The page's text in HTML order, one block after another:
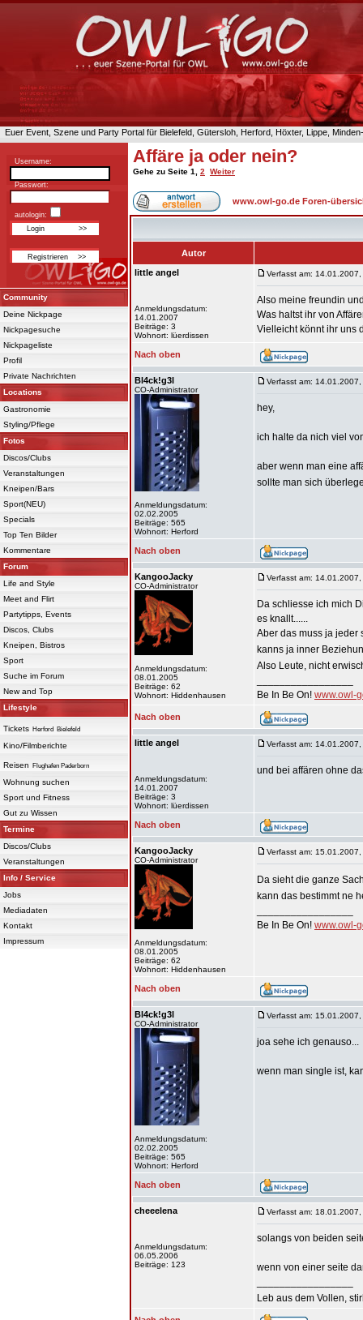
Euer Event, Szene und Party Portal für Bielefeld, Gütersloh, Herford, Höxter, Lippe,
Username:
Passwort:
autologin:
Community
Deine Nickpage
Nickpagesuche
Nickpageliste
Profil
Private Nachrichten
Locations
Gastronomie
Styling/Pflege
Fotos
Discos/Clubs
Veranstaltungen
Kneipen/Bars
Sport(NEU)
Specials
Top Ten Bilder
Kommentare
Forum
Life and Style
Meet and Flirt
Partytipps, Events
Discos, Clubs
Kneipen, Bistros
Sport
Suche im Forum
New and Top
Lifestyle
Tickets Herford Bielefeld
Kino/Filmberichte
Reisen Flughafen Paderborn
Wohnung suchen
Sport und Fitness
Gut zu Wissen
Termine
Discos/Clubs
Veranstaltungen
Info / Service
Jobs
Mediadaten
Kontakt
Impressum
Affäre ja oder nein?
Gehe zu Seite 1 2 Weiter
www.owl-go.de Foren-
Autor
little angel
Anmeldungsdatum:
14.01.2007
Beiträge: 3
Wohnort: lüerdissen
Verfasst am:
Also meine freundin
Was haltst ihr von
Vielleicht könnt ihr uns
Nach oben
Bl4ck!g3l
CO-Administrator
Anmeldungsdatum:
02.02.2005
Beiträge: 565
Wohnort: Herford
Verfasst am:
hey,
ich halte da nich viel
aber wenn man eine
sollte man sich
Nach oben
KangooJacky
CO-Administrator
Anmeldungsdatum:
08.01.2005
Beiträge: 62
Wohnort: Hiddenhausen
Verfasst am:
Da schliesse ich mich
es knallt......
Aber das muss ja jeder
kanns ja inner
Also Leute, nicht
Be In Be On! www.owl-
Nach oben
little angel
Anmeldungsdatum:
14.01.2007
Beiträge: 3
Wohnort: lüerdissen
Verfasst am:
und bei affären ohne
Nach oben
KangooJacky
CO-Administrator
Anmeldungsdatum:
08.01.2005
Beiträge: 62
Wohnort: Hiddenhausen
Verfasst am:
Da sieht die ganze
kann das bestimmt ne
Be In Be On! www.owl-
Nach oben
Bl4ck!g3l
CO-Administrator
Anmeldungsdatum:
02.02.2005
Beiträge: 565
Wohnort: Herford
Verfasst am:
joa sehe ich genauso...
wenn man single ist,
Nach oben
cheeelena
Anmeldungsdatum:
06.05.2006
Beiträge: 123
Verfasst am:
solangs von beiden
wenn von einer seite
Leb aus dem Vollen,